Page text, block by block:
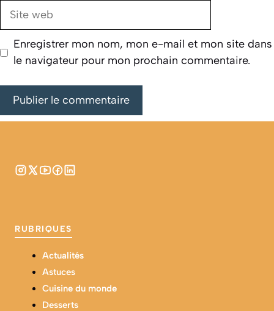
Site
Enregistrer mon nom, mon e-mail et mon site dans
le navigateur pour mon prochain commentaire.
RUBRIQUES
Actualités
Astuces
Cuisine du monde
Desserts